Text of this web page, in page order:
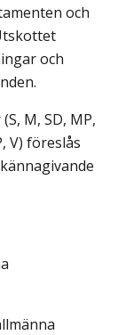
och
och
M, SD, MP,
V) föreslås